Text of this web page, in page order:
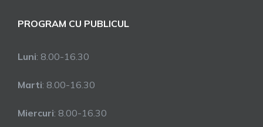
PROGRAM CU PUBLICUL
Luni: 8.00-16.30
Marti: 8.00-16.30
Miercuri: 8.00-16.30